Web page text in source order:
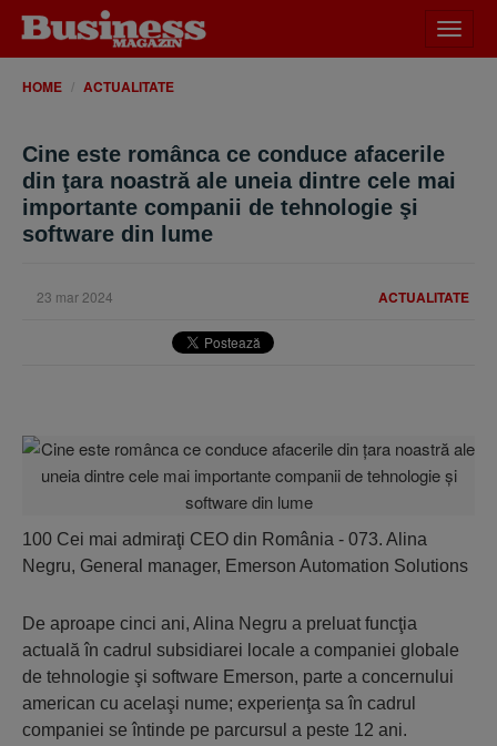
meniu
HOME ACTUALITATE
Cine este românca ce conduce afacerile
din ţara noastră ale uneia dintre cele mai
importante companii de tehnologie şi
software din lume
ACTUALITATE
23 mar 2024
100 Cei mai admiraţi CEO din România - 073. Alina
Negru, General manager, Emerson Automation Solutions
De aproape cinci ani, Alina Negru a preluat funcţia
actuală în cadrul subsidiarei locale a companiei globale
de tehnologie şi software Emerson, parte a concernului
american cu acelaşi nume; experienţa sa în cadrul
companiei se întinde pe parcursul a peste 12 ani.